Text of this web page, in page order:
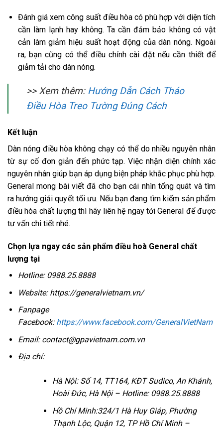
Đánh giá xem công suất điều hòa có phù hợp với diện tích
cần làm lạnh hay không. Ta cần đảm bảo không có vật
cản làm giảm hiệu suất hoạt động của dàn nóng. Ngoài
ra, bạn cũng có thể điều chỉnh cài đặt nếu cần thiết để
giảm tải cho dàn nóng.
>> Xem thêm: Hướng Dẫn Cách Tháo
Điều Hòa Treo Tường Đúng Cách
Kết luận
Dàn nóng điều hòa không chạy có thể do nhiều nguyên nhân
từ sự cố đơn giản đến phức tạp. Việc nhận diện chính xác
nguyên nhân giúp bạn áp dụng biện pháp khắc phục phù hợp.
General mong bài viết đã cho bạn cái nhìn tổng quát và tìm
ra hướng giải quyết tối ưu. Nếu bạn đang tìm kiếm sản phẩm
điều hòa chất lượng thì hãy liên hệ ngay tới General để được
tư vấn chi tiết nhé.
Chọn lựa ngay các sản phẩm điều hoà General chất
lượng tại
Hotline: 0988.25.8888
Website: https://generalvietnam.vn/
Fanpage
Facebook: https://www.facebook.com/GeneralVietNam
Email: contact@gpavietnam.com.vn
Địa chỉ:
Hà Nội: Số 14, TT164, KĐT Sudico, An Khánh,
Hoài Đức, Hà Nội – Hotline: 0988.25.8888
Hồ Chí Minh:324/1 Hà Huy Giáp, Phường
Thạnh Lộc, Quận 12, TP Hồ Chí Minh –